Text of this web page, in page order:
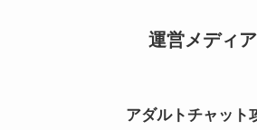
運営メディア
アダルトチャット